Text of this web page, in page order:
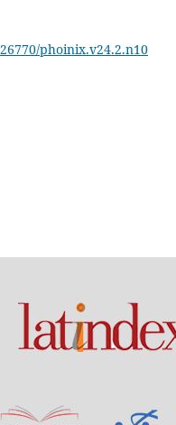
phoinix.v24.2.n10